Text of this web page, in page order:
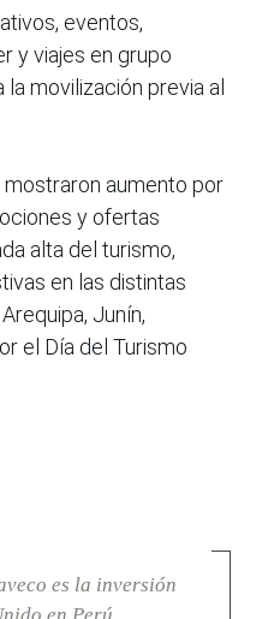
eventos,
y viajes en grupo
movilización previa al
aumento por
y ofertas
alta del turismo,
en las distintas
Junín,
el Día del Turismo
es la inversión
en Perú